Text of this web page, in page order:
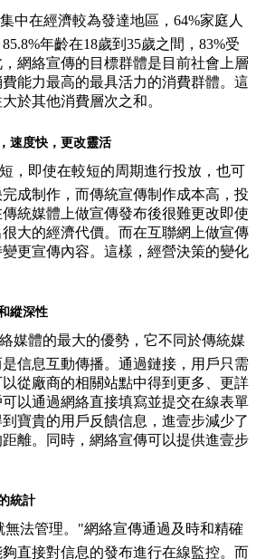
中在經濟較為發達地區，64%家庭人
年齡在18歲到35歲之間，83%受
網絡宣傳的目標群體是目前社會上層
能力最高的最具活力的消費群體。這
於其他消費層次之和。
速度快，更改靈活
，即使在較短的周期進行投放，也可
成制作，而傳統宣傳制作成本高，投
統媒體上做宣傳發布後很難更改即使
大的經濟代價。而在互聯網上做宣傳
更宣傳內容。這樣，經營決策的變化
縱深性
媒體的最大的優勢，它不同於傳統媒
信息互動傳播。通過鏈接，用戶只需
從廠商的相關站點中得到更多、更詳
以通過網絡直接填寫並提交在線表單
寶貴的用戶反饋信息，進壹步減少了
離。同時，網絡宣傳可以提供進壹步
統計
無法管理。"網絡宣傳通過及時和精確
直接對信息的發布進行在線監控。而